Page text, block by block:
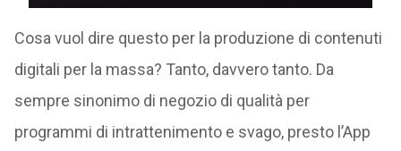
Cosa vuol dire questo per la produzione di contenuti
digitali per la massa? Tanto, davvero tanto. Da
sempre sinonimo di negozio di qualità per
programmi di intrattenimento e svago, presto l’App